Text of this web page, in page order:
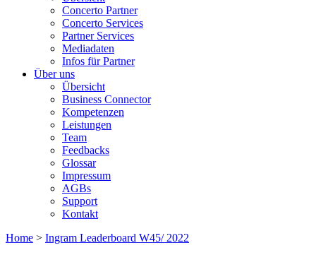
Concerto Partner
Concerto Services
Partner Services
Mediadaten
Infos für Partner
Über uns
Übersicht
Business Connector
Kompetenzen
Leistungen
Team
Feedbacks
Glossar
Impressum
AGBs
Support
Kontakt
Home > Ingram Leaderboard W45/ 2022